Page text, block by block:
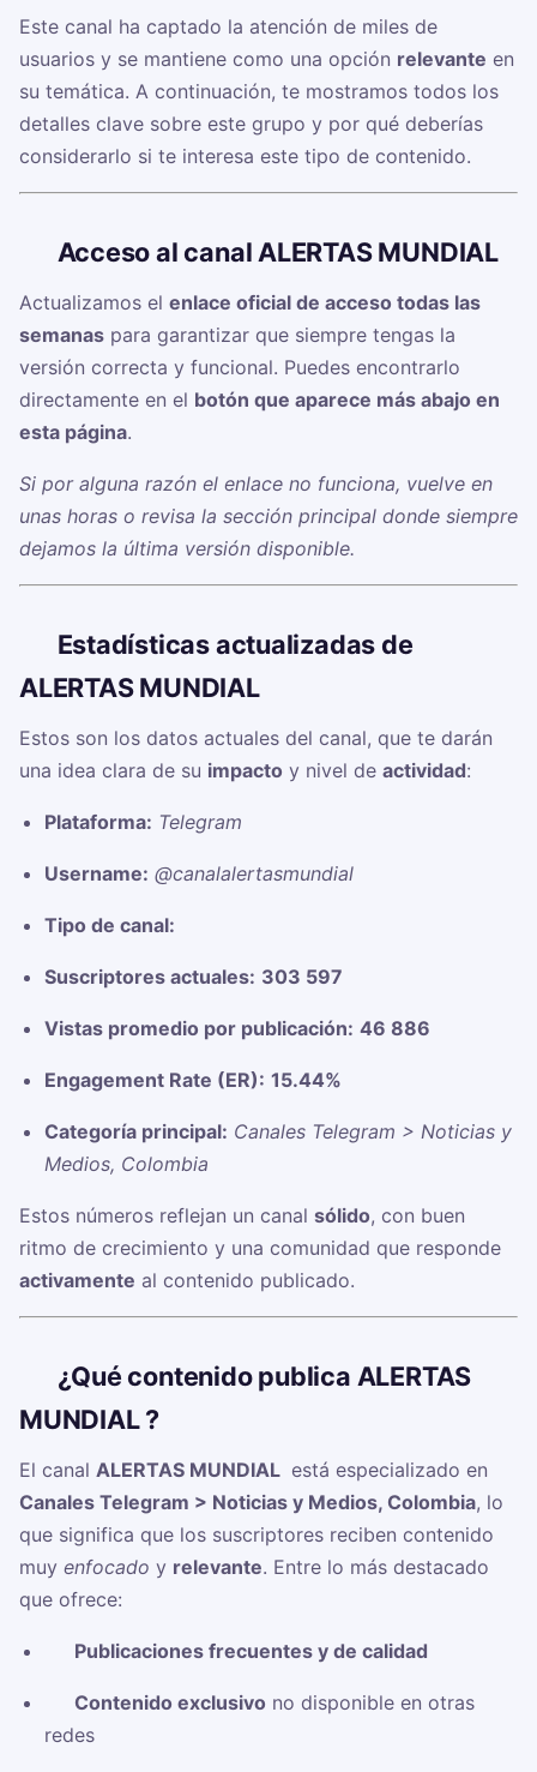
Este canal ha captado la atención de miles de
usuarios y se mantiene como una opción relevante en
su temática. A continuación, te mostramos todos los
detalles clave sobre este grupo y por qué deberías
considerarlo si te interesa este tipo de contenido.
Acceso al canal ALERTAS MUNDIAL ️
Actualizamos el enlace oficial de acceso todas las
semanas para garantizar que siempre tengas la
versión correcta y funcional. Puedes encontrarlo
directamente en el botón que aparece más abajo en
esta página.
Si por alguna razón el enlace no funciona, vuelve en
unas horas o revisa la sección principal donde siempre
dejamos la última versión disponible.
Estadísticas actualizadas de
ALERTAS MUNDIAL ️
Estos son los datos actuales del canal, que te darán
una idea clara de su impacto y nivel de actividad:
Plataforma: Telegram
Username: @canalalertasmundial
Tipo de canal:
Suscriptores actuales: 303 597
Vistas promedio por publicación: 46 886
Engagement Rate (ER): 15.44%
Categoría principal: Canales Telegram > Noticias y
Medios, Colombia
Estos números reflejan un canal sólido, con buen
ritmo de crecimiento y una comunidad que responde
activamente al contenido publicado.
¿Qué contenido publica ALERTAS
MUNDIAL ️?
El canal ALERTAS MUNDIAL ️ está especializado en
Canales Telegram > Noticias y Medios, Colombia, lo
que significa que los suscriptores reciben contenido
muy enfocado y relevante. Entre lo más destacado
que ofrece:
Publicaciones frecuentes y de calidad
Contenido exclusivo no disponible en otras
redes